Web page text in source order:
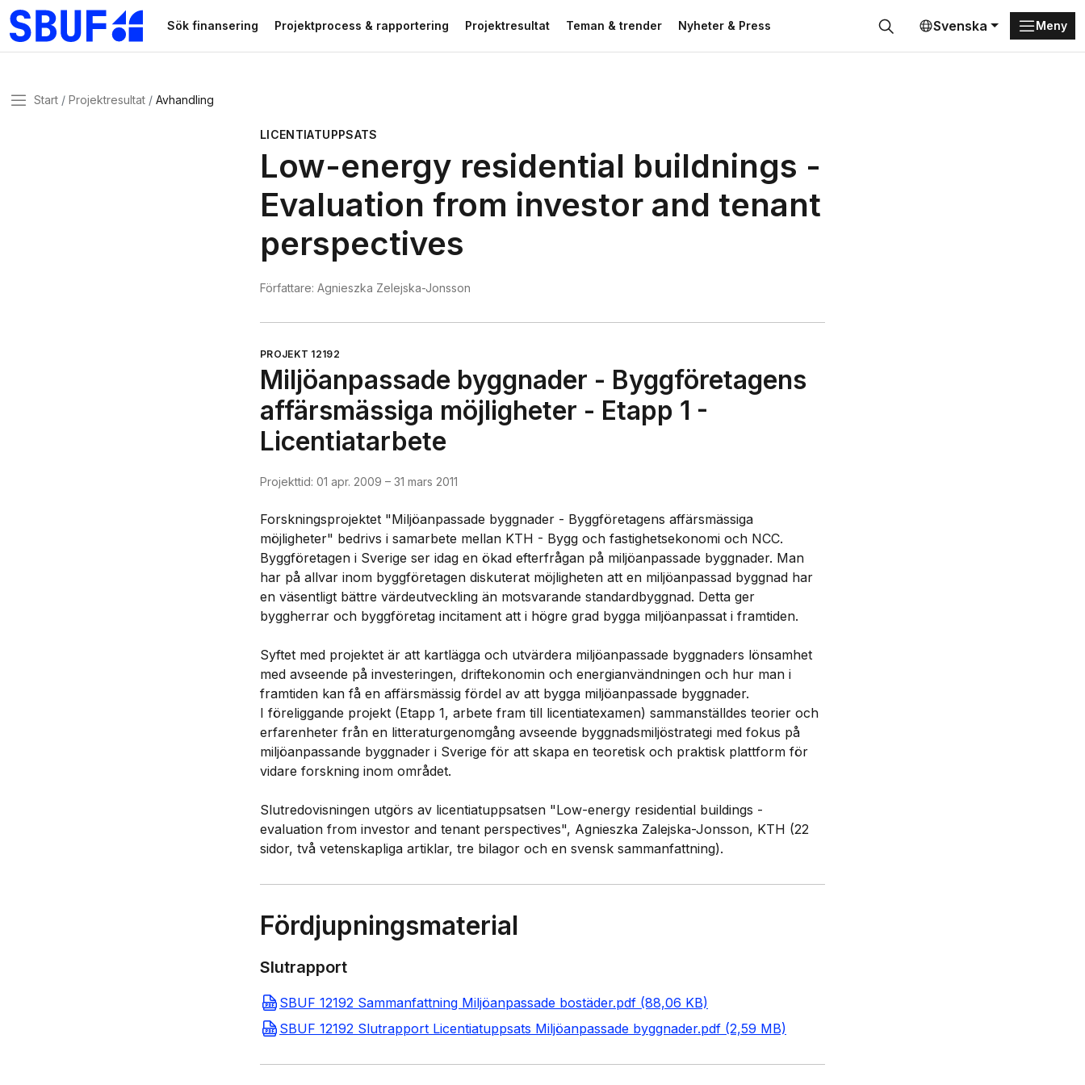
Gå direkt till huvudinnehålletSök finansering Projektprocess & rapportering Projektresultat Teman & trender Nyheter & Press Svenska Meny
MenyStart Projektresultat Avhandling
LICENTIATUPPSATS
Low-energy residential buildnings -
Evaluation from investor and tenant
perspectives
Författare: Agnieszka Zelejska-Jonsson
PROJEKT 12192
Miljöanpassade byggnader - Byggföretagens
affärsmässiga möjligheter - Etapp 1 -
Licentiatarbete
Projekttid: 01 apr. 2009 – 31 mars 2011
Forskningsprojektet "Miljöanpassade byggnader - Byggföretagens affärsmässiga
möjligheter" bedrivs i samarbete mellan KTH - Bygg och fastighetsekonomi och NCC.
Byggföretagen i Sverige ser idag en ökad efterfrågan på miljöanpassade byggnader. Man
har på allvar inom byggföretagen diskuterat möjligheten att en miljöanpassad byggnad har
en väsentligt bättre värdeutveckling än motsvarande standardbyggnad. Detta ger
byggherrar och byggföretag incitament att i högre grad bygga miljöanpassat i framtiden.
Syftet med projektet är att kartlägga och utvärdera miljöanpassade byggnaders lönsamhet
med avseende på investeringen, driftekonomin och energianvändningen och hur man i
framtiden kan få en affärsmässig fördel av att bygga miljöanpassade byggnader.
I föreliggande projekt (Etapp 1, arbete fram till licentiatexamen) sammanställdes teorier och
erfarenheter från en litteraturgenomgång avseende byggnadsmiljöstrategi med fokus på
miljöanpassande byggnader i Sverige för att skapa en teoretisk och praktisk plattform för
vidare forskning inom området.
Slutredovisningen utgörs av licentiatuppsatsen "Low-energy residential buildings -
evaluation from investor and tenant perspectives", Agnieszka Zalejska-Jonsson, KTH (22
Fördjupningsmaterial
Slutrapport
SBUF 12192 Sammanfattning Miljöanpassade bostäder.pdf (88,06 KB)
SBUF 12192 Slutrapport Licentiatuppsats Miljöanpassade byggnader.pdf (2,59 MB)